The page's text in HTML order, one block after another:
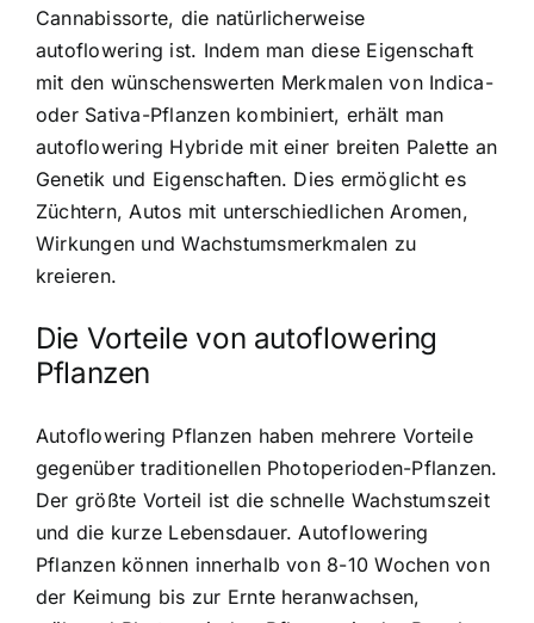
Cannabissorte, die natürlicherweise
autoflowering ist. Indem man diese Eigenschaft
mit den wünschenswerten Merkmalen von Indica-
oder Sativa-Pflanzen kombiniert, erhält man
autoflowering Hybride mit einer breiten Palette an
Genetik und Eigenschaften. Dies ermöglicht es
Züchtern, Autos mit unterschiedlichen Aromen,
Wirkungen und Wachstumsmerkmalen zu
kreieren.
Die Vorteile von autoflowering
Pflanzen
Autoflowering Pflanzen haben mehrere Vorteile
gegenüber traditionellen Photoperioden-Pflanzen.
Der größte Vorteil ist die schnelle Wachstumszeit
und die kurze Lebensdauer. Autoflowering
Pflanzen können innerhalb von 8-10 Wochen von
der Keimung bis zur Ernte heranwachsen,